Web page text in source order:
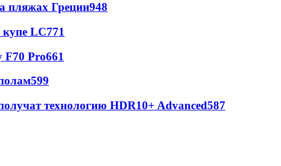
пляжах Греции948
LC771
F70 Pro661
599
технологию HDR10+ Advanced587